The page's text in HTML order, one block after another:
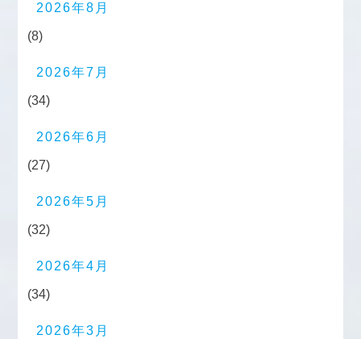
2026年8月
(8)
2026年7月
(34)
2026年6月
(27)
2026年5月
(32)
2026年4月
(34)
2026年3月